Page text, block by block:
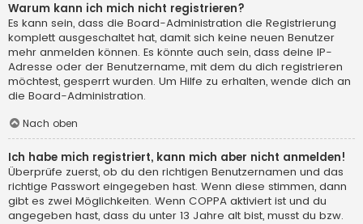
Warum kann ich mich nicht registrieren?
Es kann sein, dass die Board-Administration die Registrierung
komplett ausgeschaltet hat, damit sich keine neuen Benutzer
mehr anmelden können. Es könnte auch sein, dass deine IP-
Adresse oder der Benutzername, mit dem du dich registrieren
möchtest, gesperrt wurden. Um Hilfe zu erhalten, wende dich an
die Board-Administration.
Nach oben
Ich habe mich registriert, kann mich aber nicht anmelden!
Überprüfe zuerst, ob du den richtigen Benutzernamen und das
richtige Passwort eingegeben hast. Wenn diese stimmen, dann
gibt es zwei Möglichkeiten. Wenn COPPA aktiviert ist und du
angegeben hast, dass du unter 13 Jahre alt bist, musst du bzw.